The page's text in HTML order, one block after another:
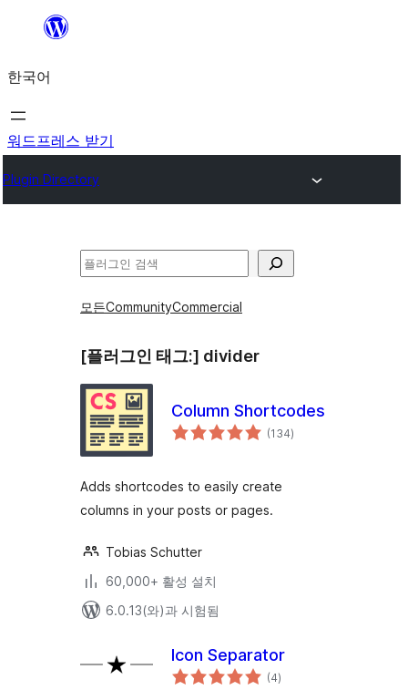
츠
로
바
가
한국어
워드프레스 받기
Plugin Directory
검
모든CommunityCommercial
[플러그인 태그:] divider
Column Shortcodes
(134전
체)
Adds shortcodes to easily create
columns in your posts or pages.
Tobias Schutter
60,000+ 활성 설치
6.0.13(와)과 시험됨
Icon Separator
(4전
체)